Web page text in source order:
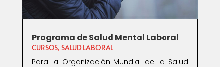
Programa de Salud Mental Laboral
CURSOS, SALUD LABORAL
Para la Organización Mundial de la Salud